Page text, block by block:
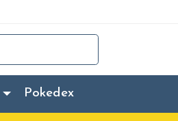
Pokedex